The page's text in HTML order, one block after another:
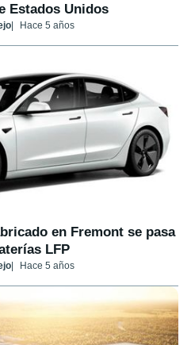
Estados Unidos
Hace 5 años
en Fremont se pasa
LFP
Hace 5 años